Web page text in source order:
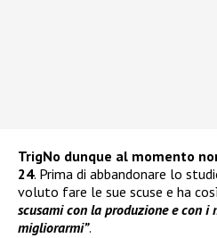
TrigNo dunque al momento
24. Prima di abbandonare lo
voluto fare le sue scuse e ha
scusami con la produzione e con i
migliorarmi”.